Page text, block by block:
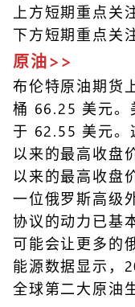
上方短期重点
下方短期重点关
原油>>
布伦特原油期货
桶 66.25 美元。
于 62.55 美元。
以来的最高收盘
以来的最高收盘
一位俄罗斯高级
协议的动力已基
可能会让更多的
能源数据显示，
全球第二大原油